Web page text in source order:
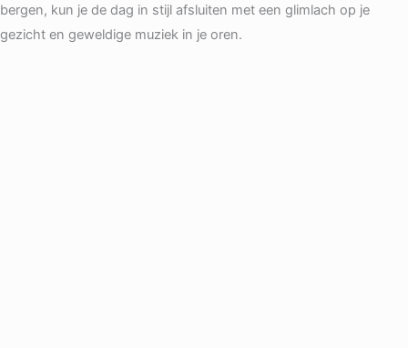
bergen, kun je de dag in stijl afsluiten met een glimlach op je
gezicht en geweldige muziek in je oren.